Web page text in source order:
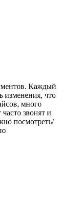
Каждый
изменения, что
много
звонят и
посмотреть/